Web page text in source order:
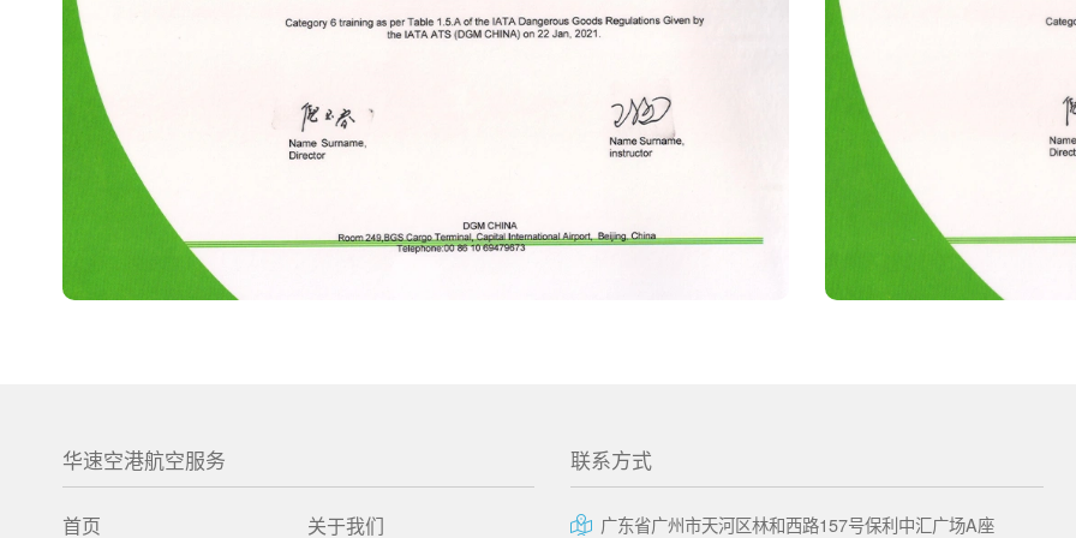
华速空港航空服务
首页 关于我们
联系方式
广东省广州市天河区林和西路157号保利中汇广场A座